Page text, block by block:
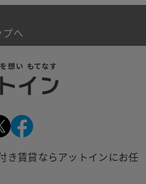
プへ
き賃貸ならアットインにお任